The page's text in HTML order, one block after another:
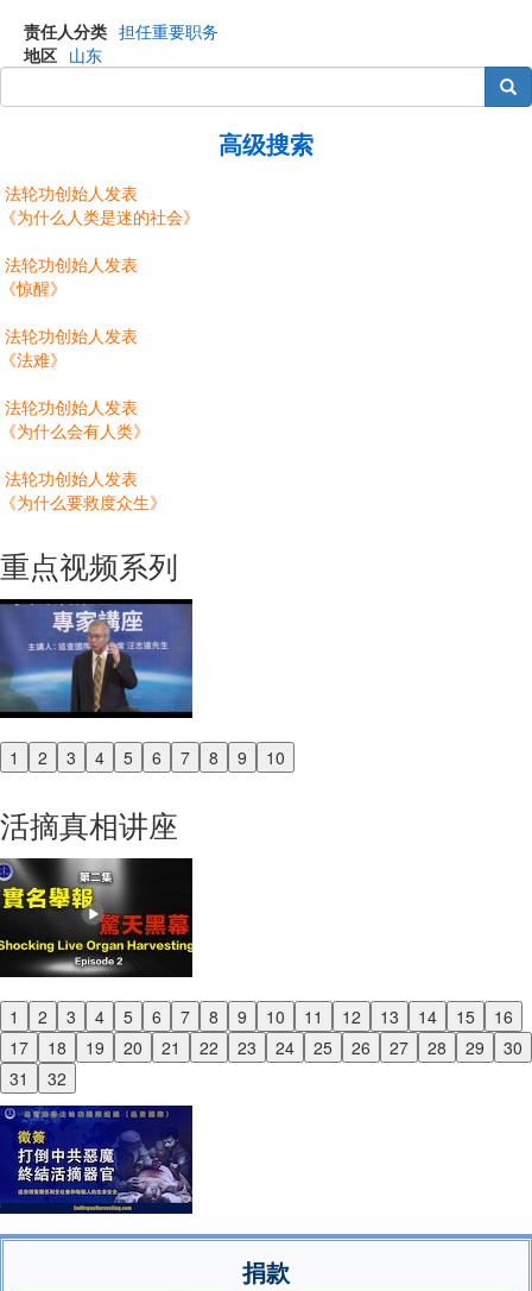
责任人分类 担任重要职务
地区 山东
搜索
高级搜索
法轮功创始人发表
《为什么人类是迷的社会》
法轮功创始人发表
《惊醒》
法轮功创始人发表
《法难》
法轮功创始人发表
《为什么会有人类》
法轮功创始人发表
《为什么要救度众生》
重点视频系列
1 2 3 4 5 6 7 8 9 10
Previous
活摘真相讲座
1 2 3 4 5 6 7 8 9 10 11 12 13 14 15
16
17
18 19 20 21 22 23 24 25 26 27 28 29
30
31
32
Previous
Next
捐款